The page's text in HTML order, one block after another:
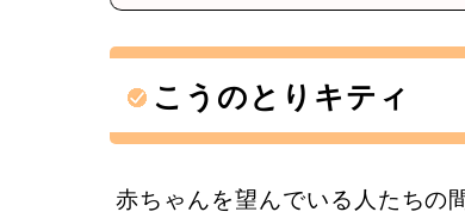
こうのとりキティ
赤ちゃんを望んでいる人たちの